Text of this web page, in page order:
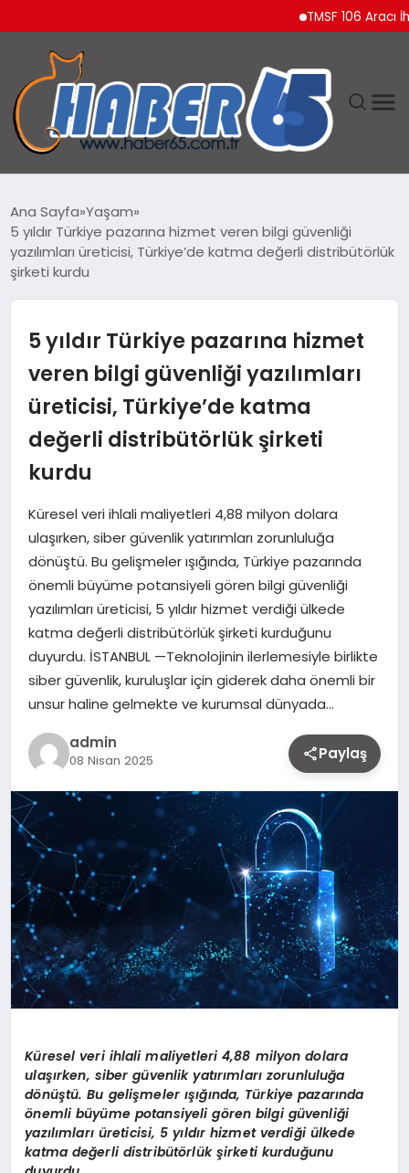
TMSF 106 Aracı
YAŞAM
Ana Sayfa Yaşam
5 yıldır Türkiye pazarına hizmet veren bilgi güvenliği
yazılımları üreticisi, Türkiye’de katma değerli distribütörlük
şirketi kurdu
5 yıldır Türkiye pazarına hizmet
veren bilgi güvenliği yazılımları
üreticisi, Türkiye’de katma
değerli distribütörlük şirketi
kurdu
Küresel veri ihlali maliyetleri 4,88 milyon dolara
ulaşırken, siber güvenlik yatırımları zorunluluğa
dönüştü. Bu gelişmeler ışığında, Türkiye pazarında
önemli büyüme potansiyeli gören bilgi güvenliği
yazılımları üreticisi, 5 yıldır hizmet verdiği ülkede
katma değerli distribütörlük şirketi kurduğunu
duyurdu. İSTANBUL —Teknolojinin ilerlemesiyle birlikte
siber güvenlik, kuruluşlar için giderek daha önemli bir
unsur haline gelmekte ve kurumsal dünyada…
admin
08 Nisan 2025 Paylaş
Küresel veri ihlali maliyetleri 4,88 milyon dolara
ulaşırken, siber güvenlik yatırımları zorunluluğa
dönüştü. Bu gelişmeler ışığında, Türkiye pazarında
önemli büyüme potansiyeli gören bilgi güvenliği
yazılımları üreticisi, 5 yıldır hizmet verdiği ülkede
katma değerli distribütörlük şirketi kurduğunu